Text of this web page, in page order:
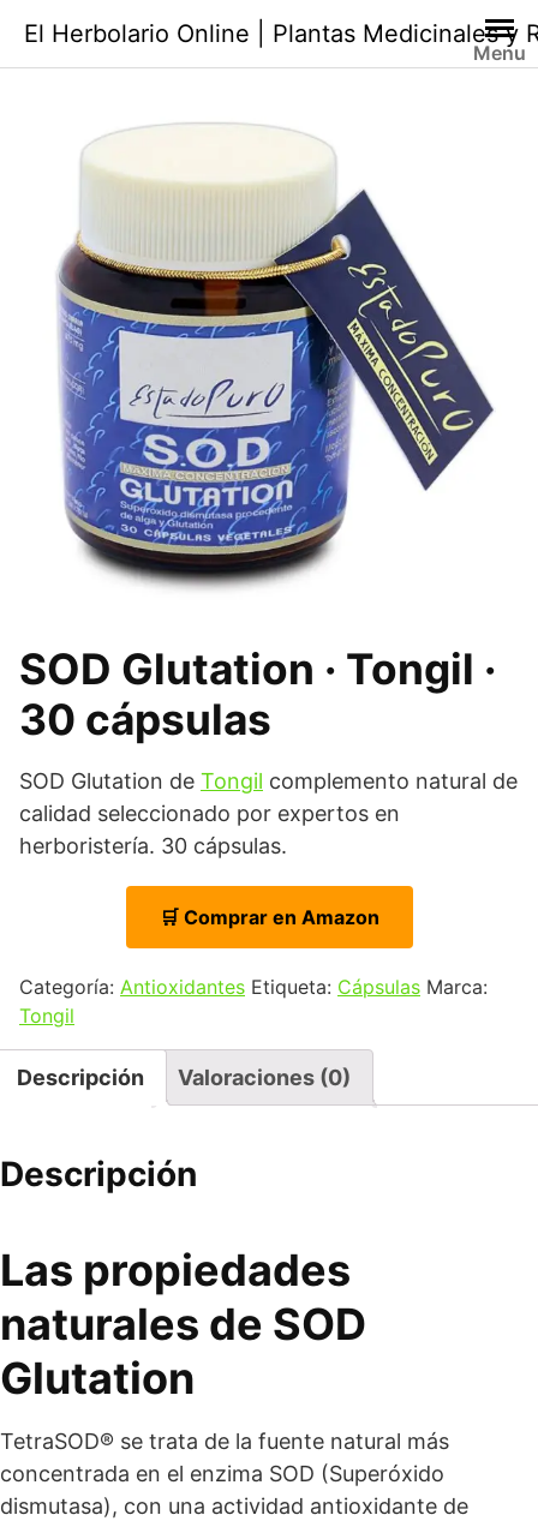
contenido
El Herbolario Online | Plantas Medicinales y
Menu
SOD Glutation · Tongil ·
30 cápsulas
SOD Glutation de Tongil complemento natural de
calidad seleccionado por expertos en
herboristería. 30 cápsulas.
🛒 Comprar en Amazon
Categoría: Antioxidantes Etiqueta: Cápsulas Marca:
Tongil
Descripción Valoraciones (0)
Descripción
Las propiedades
naturales de SOD
Glutation
TetraSOD® se trata de la fuente natural más
concentrada en el enzima SOD (Superóxido
dismutasa), con una actividad antioxidante de